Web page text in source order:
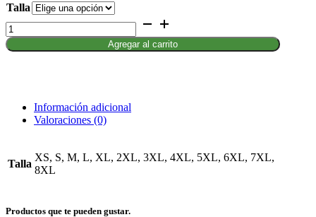
precios:
desde
hasta
Talla
Faja
postoperatoria
de
cantidad
Agregar al carrito
Información adicional
Valoraciones (0)
Talla
XS, S, M, L, XL, 2XL, 3XL, 4XL, 5XL, 6XL, 7XL,
8XL
Productos que te pueden gustar.